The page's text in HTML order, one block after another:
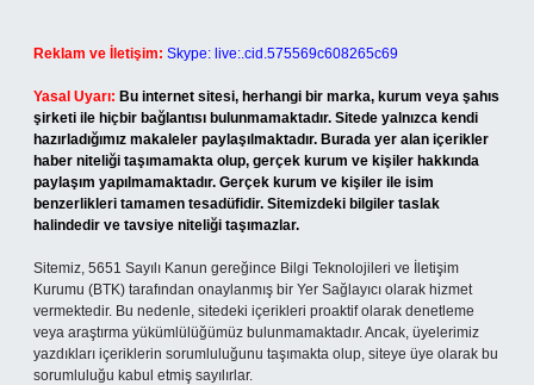
Reklam ve İletişim: Skype: live:.cid.575569c608265c69
Yasal Uyarı: Bu internet sitesi, herhangi bir marka, kurum veya şahıs
şirketi ile hiçbir bağlantısı bulunmamaktadır. Sitede yalnızca kendi
hazırladığımız makaleler paylaşılmaktadır. Burada yer alan içerikler
haber niteliği taşımamakta olup, gerçek kurum ve kişiler hakkında
paylaşım yapılmamaktadır. Gerçek kurum ve kişiler ile isim
benzerlikleri tamamen tesadüfidir. Sitemizdeki bilgiler taslak
halindedir ve tavsiye niteliği taşımazlar.
Sitemiz, 5651 Sayılı Kanun gereğince Bilgi Teknolojileri ve İletişim
Kurumu (BTK) tarafından onaylanmış bir Yer Sağlayıcı olarak hizmet
vermektedir. Bu nedenle, sitedeki içerikleri proaktif olarak denetleme
veya araştırma yükümlülüğümüz bulunmamaktadır. Ancak, üyelerimiz
yazdıkları içeriklerin sorumluluğunu taşımakta olup, siteye üye olarak bu
sorumluluğu kabul etmiş sayılırlar.